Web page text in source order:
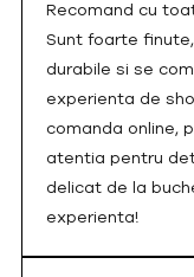
Recomand cu
Sunt foarte
durabile si se
experienta de
comanda online,
atentia pentru
delicat de la
experienta!